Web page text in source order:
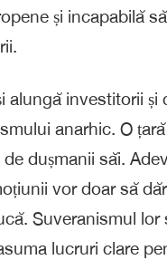
și incapabilă
alungă investitorii și
anarhic. O
dușmanii săi.
vor doar să
Suveranismul lor
lucruri clare